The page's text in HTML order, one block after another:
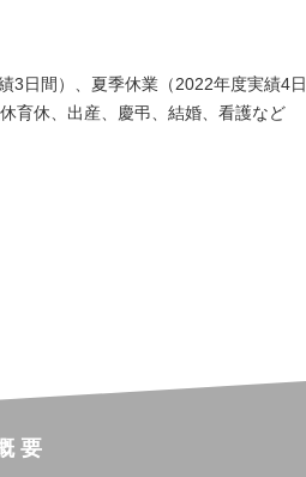
3日間）、夏季休業（2022年度実績4日
育休、出産、慶弔、結婚、看護など
要